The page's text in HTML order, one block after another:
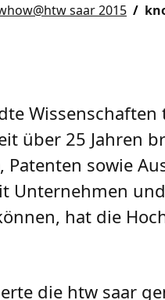
saar 2015
über 25 Jahren
Patenten sowie
Unternehmen
hat die
die htw saar